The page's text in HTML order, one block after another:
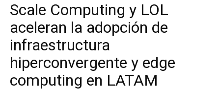
Scale Computing y LOL
aceleran la adopción de
infraestructura
hiperconvergente y edge
computing en LATAM